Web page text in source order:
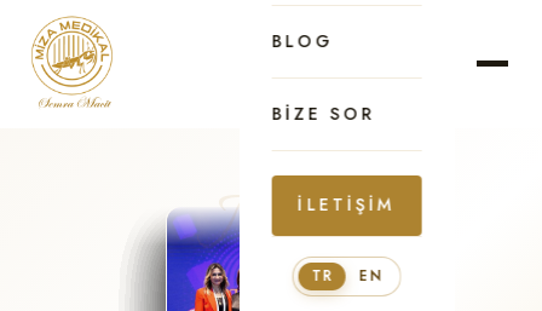
BLOG
BIZE SOR
İLETIŞIM
TR EN